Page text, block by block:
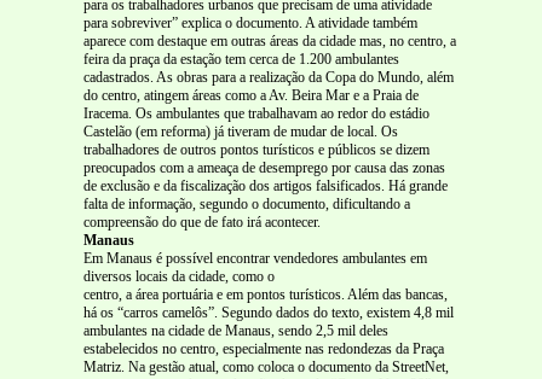
para os trabalhadores urbanos que precisam de uma atividade
para sobreviver” explica o documento. A atividade também
aparece com destaque em outras áreas da cidade mas, no centro, a
feira da praça da estação tem cerca de 1.200 ambulantes
cadastrados. As obras para a realização da Copa do Mundo, além
do centro, atingem áreas como a Av. Beira Mar e a Praia de
Iracema. Os ambulantes que trabalhavam ao redor do estádio
Castelão (em reforma) já tiveram de mudar de local. Os
trabalhadores de outros pontos turísticos e públicos se dizem
preocupados com a ameaça de desemprego por causa das zonas
de exclusão e da fiscalização dos artigos falsificados. Há grande
falta de informação, segundo o documento, dificultando a
compreensão do que de fato irá acontecer.
Manaus
Em Manaus é possível encontrar vendedores ambulantes em
diversos locais da cidade, como o
centro, a área portuária e em pontos turísticos. Além das bancas,
há os “carros camelôs”. Segundo dados do texto, existem 4,8 mil
ambulantes na cidade de Manaus, sendo 2,5 mil deles
estabelecidos no centro, especialmente nas redondezas da Praça
Matriz. Na gestão atual, como coloca o documento da StreetNet,